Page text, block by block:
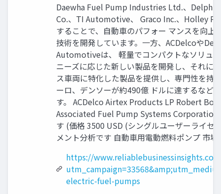
Daewha Fuel Pump Industries Ltd.、Delphi
Co.、TI Automotive、 Graco Inc.、Holley
することで、自動車のパフォー マンスを向
技術を開発しています。一方、ACDelcoや
Automotiveは、 軽量でコンパクトなソリュ
ニーズに応じた新しい製品を開発し、それに
ス車両に特化した製品を提供し、専門性を持
ーロ、デンソーが約490億 ドルに達するなど
す。 ACDelco Airtex Products LP Robert
Associated Fuel Pump Systems
す (価格 3500 USD (シングルユーザーライ
メント分析です 自動車用電動燃料ポンプ 市
https://
electric-fuel-pumps